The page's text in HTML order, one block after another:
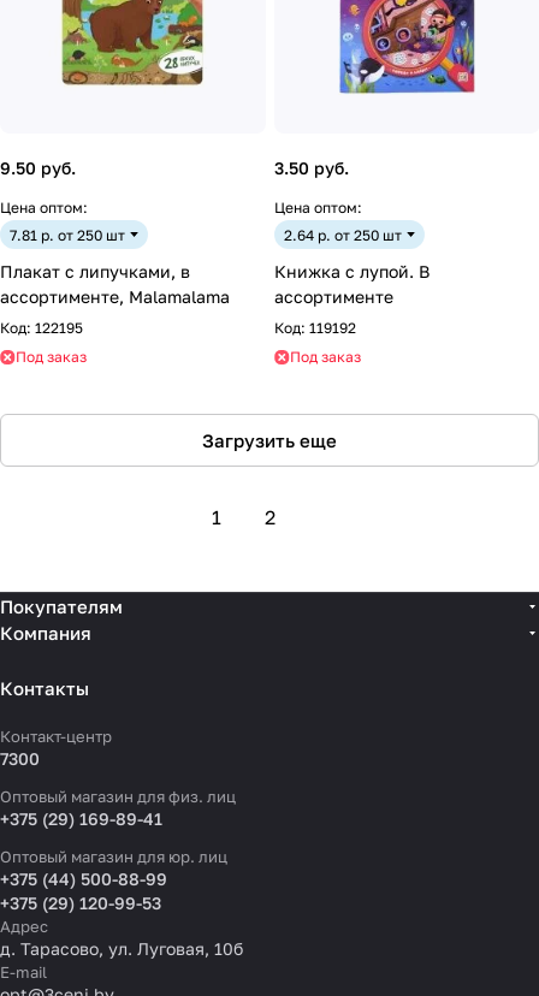
9.50 руб.
Цена оптом:
7.81 р. от 250 шт
Плакат с липучками, в
ассортименте, Malamalama
Код: 122195
Под заказ
3.50 руб.
Цена оптом:
2.64 р. от 250 шт
Книжка с лупой. В
ассортименте
Код: 119192
Под заказ
Загрузить еще
1 2
Покупателям
Компания
Контакты
Контакт-центр
7300
Оптовый магазин для физ. лиц
+375 (29) 169-89-41
Оптовый магазин для юр. лиц
+375 (44) 500-88-99
+375 (29) 120-99-53
Адрес
д. Тарасово, ул. Луговая, 10б
E-mail